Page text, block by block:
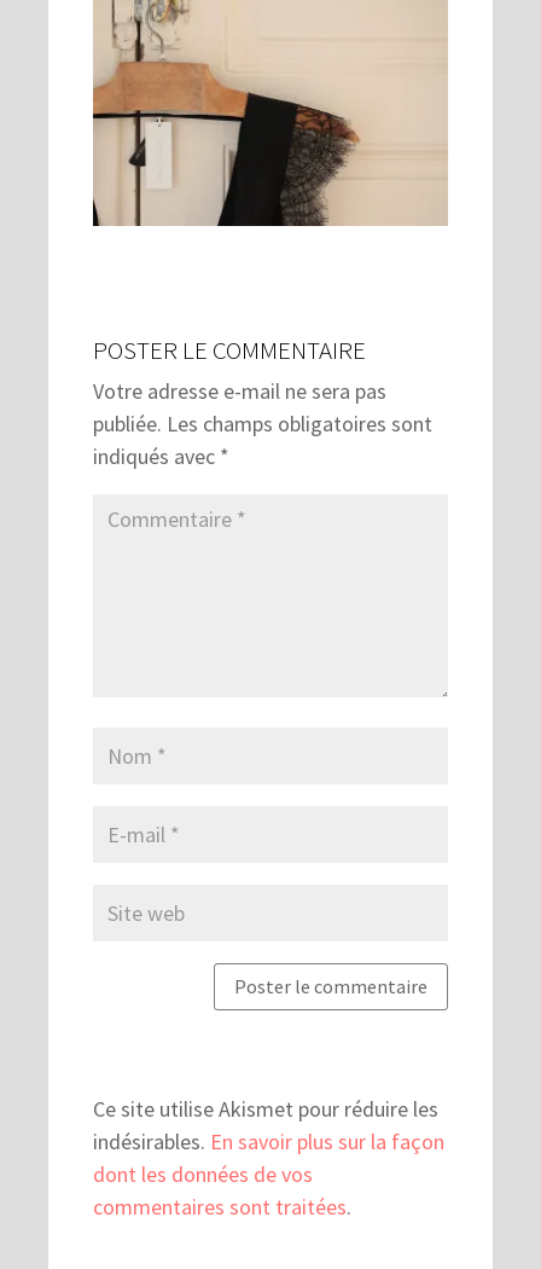
POSTER LE COMMENTAIRE
Votre adresse e-mail ne sera pas
publiée. Les champs obligatoires sont
indiqués avec *
Ce site utilise Akismet pour réduire les
indésirables. En savoir plus sur la façon
dont les données de vos
commentaires sont traitées.